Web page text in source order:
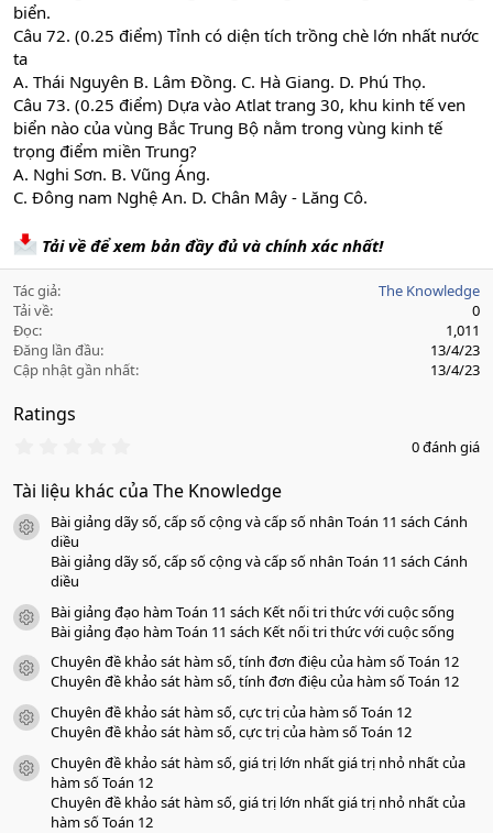
biển.
Câu 72. (0.25 điểm) Tỉnh có diện tích trồng chè lớn nhất nước
ta
A. Thái Nguyên B. Lâm Đồng. C. Hà Giang. D. Phú Thọ.
Câu 73. (0.25 điểm) Dựa vào Atlat trang 30, khu kinh tế ven
biển nào của vùng Bắc Trung Bộ nằm trong vùng kinh tế
trọng điểm miền Trung?
A. Nghi Sơn. B. Vũng Áng.
C. Đông nam Nghệ An. D. Chân Mây - Lăng Cô.
Tải về để xem bản đầy đủ và chính xác nhất!
Tác giả
The Knowledge
Tải về
0
Đọc
1,011
Đăng lần đầu
13/4/23
Cập nhật gần nhất
13/4/23
Ratings
0
0
a
0 đánh giá
Tài liệu khác của The Knowledge
icon tài liệu
Bài giảng dãy số, cấp số cộng và cấp số nhân Toán 11 sách Cánh
diều
Bài giảng dãy số, cấp số cộng và cấp số nhân Toán 11 sách Cánh
diều
icon tài liệu
Bài giảng đạo hàm Toán 11 sách Kết nối tri thức với cuộc sống
Bài giảng đạo hàm Toán 11 sách Kết nối tri thức với cuộc sống
icon tài liệu
Chuyên đề khảo sát hàm số, tính đơn điệu của hàm số Toán 12
Chuyên đề khảo sát hàm số, tính đơn điệu của hàm số Toán 12
icon tài liệu
Chuyên đề khảo sát hàm số, cực trị của hàm số Toán 12
Chuyên đề khảo sát hàm số, cực trị của hàm số Toán 12
icon tài liệu
Chuyên đề khảo sát hàm số, giá trị lớn nhất giá trị nhỏ nhất của
hàm số Toán 12
Chuyên đề khảo sát hàm số, giá trị lớn nhất giá trị nhỏ nhất của
hàm số Toán 12